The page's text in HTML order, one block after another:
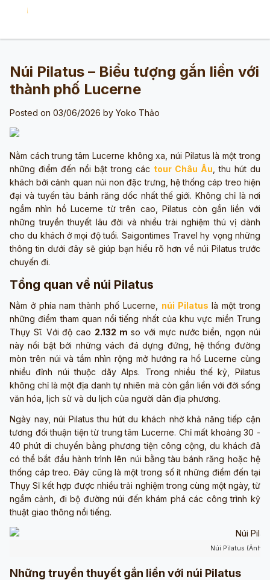
Núi Pilatus – Biểu tượng gắn liền với
thành phố Lucerne
Posted on 03/06/2026 by Yoko Thảo
Nằm cách trung tâm Lucerne không xa, núi Pilatus là một trong
những điểm đến nổi bật trong các tour Châu Âu , thu hút du
khách bởi cảnh quan núi non đặc trưng, hệ thống cáp treo hiện
đại và tuyến tàu bánh răng dốc nhất thế giới. Không chỉ là nơi
ngắm nhìn hồ Lucerne từ trên cao, Pilatus còn gắn liền với
những truyền thuyết lâu đời và nhiều trải nghiệm thú vị dành
cho du khách ở mọi độ tuổi. Saigontimes Travel hy vọng những
thông tin dưới đây sẽ giúp bạn hiểu rõ hơn về núi Pilatus trước
chuyến đi.
Tổng quan về núi Pilatus
Nằm ở phía nam thành phố Lucerne, núi Pilatus là một trong
những điểm tham quan nổi tiếng nhất của khu vực miền Trung
Thụy Sĩ. Với độ cao 2.132 m so với mực nước biển, ngọn núi
này nổi bật bởi những vách đá dựng đứng, hệ thống đường
mòn trên núi và tầm nhìn rộng mở hướng ra hồ Lucerne cùng
nhiều đỉnh núi thuộc dãy Alps. Trong nhiều thế kỷ, Pilatus
không chỉ là một địa danh tự nhiên mà còn gắn liền với đời sống
văn hóa, lịch sử và du lịch của người dân địa phương.
Ngày nay, núi Pilatus thu hút du khách nhờ khả năng tiếp cận
tương đối thuận tiện từ trung tâm Lucerne. Chỉ mất khoảng 30 -
40 phút di chuyển bằng phương tiện công cộng, du khách đã
có thể bắt đầu hành trình lên núi bằng tàu bánh răng hoặc hệ
thống cáp treo. Đây cũng là một trong số ít những điểm đến tại
Thụy Sĩ kết hợp được nhiều trải nghiệm trong cùng một ngày, từ
ngắm cảnh, đi bộ đường núi đến khám phá các công trình kỹ
thuật giao thông nổi tiếng.
Núi Pilatus (Ảnh
Những truyền thuyết gắn liền với núi Pilatus